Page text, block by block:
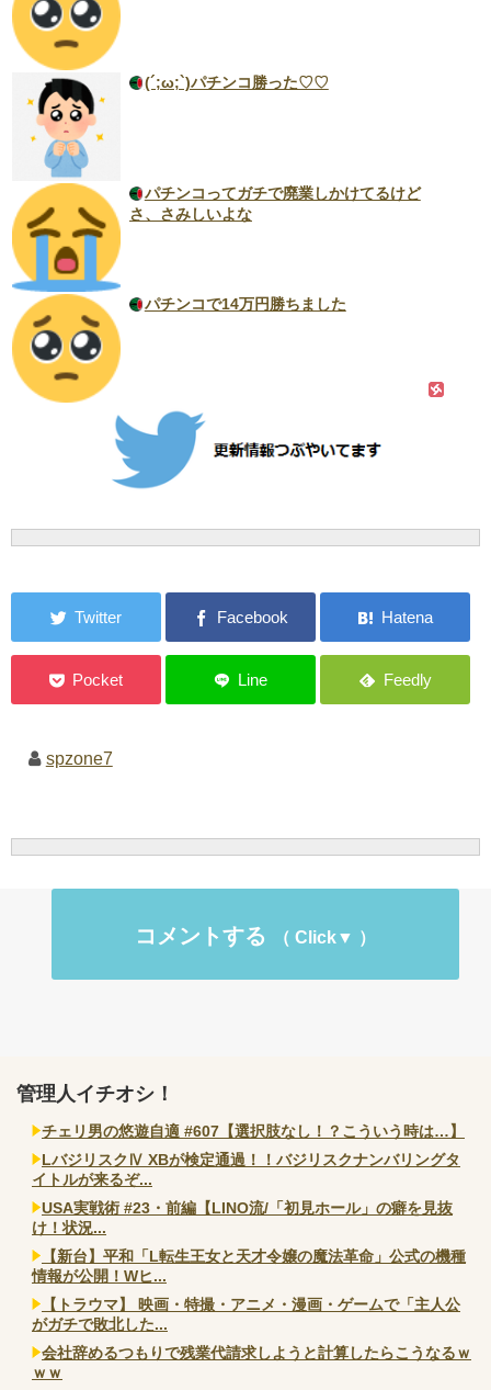
(´;ω;`)パチンコ勝った♡♡
パチンコってガチで廃業しかけてるけど
さ、さみしいよな
パチンコで14万円勝ちました
spzone7
コメントする
管理人イチオシ！
チェリ男の悠遊自適 #607【選択肢なし！？こういう時は…】
LバジリスクⅣ XBが検定通過！！バジリスクナンバリングタ
イトルが来るぞ...
USA実戦術 #23・前編【LINO流/「初見ホール」の癖を見抜
け！状況...
【新台】平和「L転生王女と天才令嬢の魔法革命」公式の機種
情報が公開！Wヒ...
【トラウマ】 映画・特撮・アニメ・漫画・ゲームで「主人公
がガチで敗北した...
会社辞めるつもりで残業代請求しようと計算したらこうなるｗ
ｗｗ